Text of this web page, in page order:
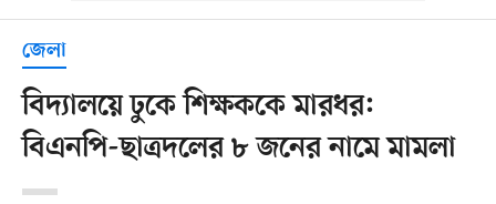
জেলা
বিদ্যালয়ে ঢুকে শিক্ষককে মারধর:
বিএনপি-ছাত্রদলের ৮ জনের নামে মামলা